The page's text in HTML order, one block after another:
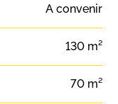
A convenir
130 m²
70 m²